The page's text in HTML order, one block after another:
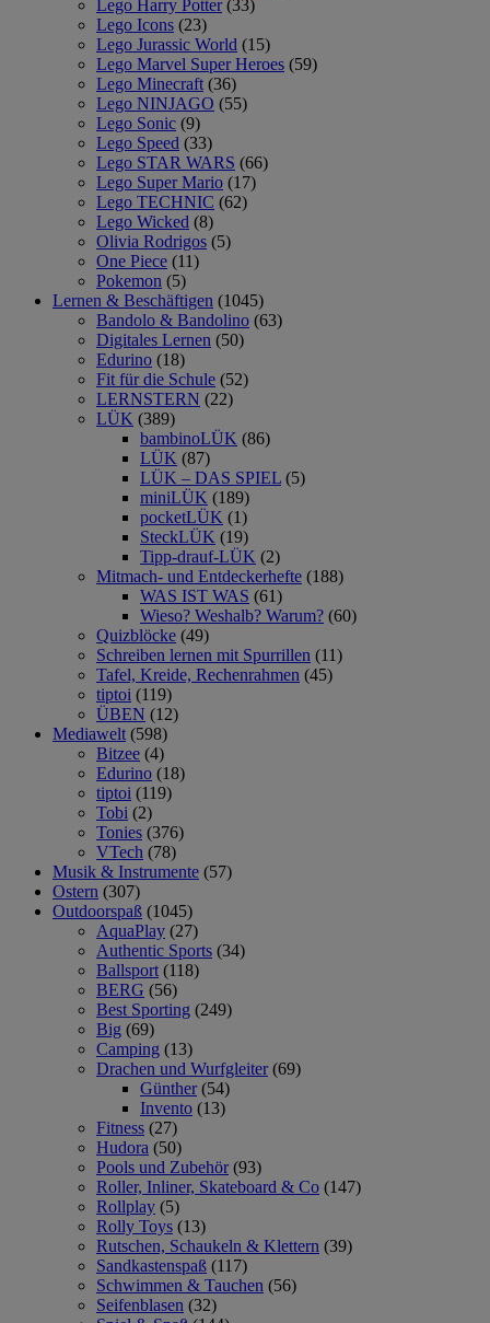
Lego Harry Potter (33)
Lego Icons (23)
Lego Jurassic World (15)
Lego Marvel Super Heroes (59)
Lego Minecraft (36)
Lego NINJAGO (55)
Lego Sonic (9)
Lego Speed (33)
Lego STAR WARS (66)
Lego Super Mario (17)
Lego TECHNIC (62)
Lego Wicked (8)
Olivia Rodrigos (5)
One Piece (11)
Pokemon (5)
Lernen & Beschäftigen (1045)
Bandolo & Bandolino (63)
Digitales Lernen (50)
Edurino (18)
Fit für die Schule (52)
LERNSTERN (22)
LÜK (389)
bambinoLÜK (86)
LÜK (87)
LÜK – DAS SPIEL (5)
miniLÜK (189)
pocketLÜK (1)
SteckLÜK (19)
Tipp-drauf-LÜK (2)
Mitmach- und Entdeckerhefte (188)
WAS IST WAS (61)
Wieso? Weshalb? Warum? (60)
Quizblöcke (49)
Schreiben lernen mit Spurrillen (11)
Tafel, Kreide, Rechenrahmen (45)
tiptoi (119)
ÜBEN (12)
Mediawelt (598)
Bitzee (4)
Edurino (18)
tiptoi (119)
Tobi (2)
Tonies (376)
VTech (78)
Musik & Instrumente (57)
Ostern (307)
Outdoorspaß (1045)
AquaPlay (27)
Authentic Sports (34)
Ballsport (118)
BERG (56)
Best Sporting (249)
Big (69)
Camping (13)
Drachen und Wurfgleiter (69)
Günther (54)
Invento (13)
Fitness (27)
Hudora (50)
Pools und Zubehör (93)
Roller, Inliner, Skateboard & Co (147)
Rollplay (5)
Rolly Toys (13)
Rutschen, Schaukeln & Klettern (39)
Sandkastenspaß (117)
Schwimmen & Tauchen (56)
Seifenblasen (32)